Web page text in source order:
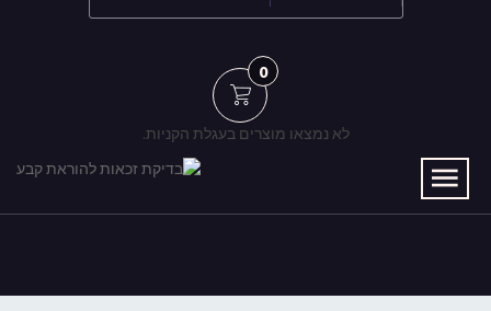
0
לא נמצאו מוצרים בעגלת הקניות.